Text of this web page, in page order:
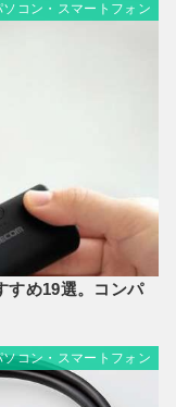
ソコン・スマートフォン
すめ19選。コンパ
ソコン・スマートフォン